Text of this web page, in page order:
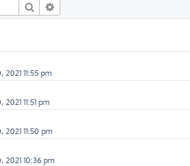
Ara
2021 11:55 pm
2021 11:51 pm
2021 11:50 pm
2021 10:36 pm